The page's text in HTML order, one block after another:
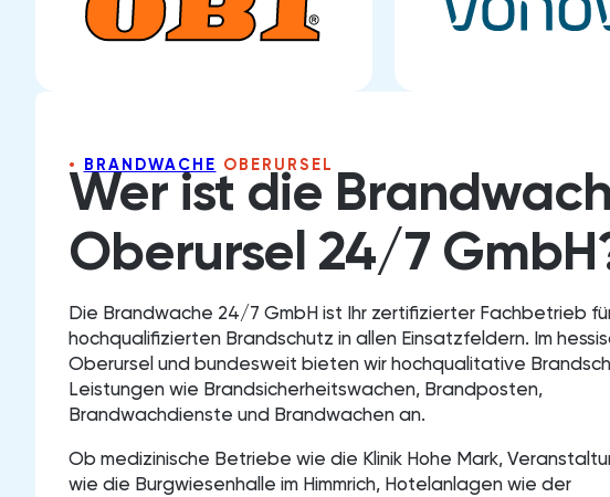
BRANDWACHE OBERURSEL
Wer ist die
Oberursel 24/7
Die Brandwache 24/7 GmbH ist Ihr zertifizierter Fachbetrieb
hochqualifizierten Brandschutz in allen Einsatzfeldern. Im
Oberursel und bundesweit bieten wir hochqualitative
Leistungen wie Brandsicherheitswachen, Brandposten,
Brandwachdienste und Brandwachen an.
Ob medizinische Betriebe wie die Klinik Hohe Mark,
wie die Burgwiesenhalle im Himmrich, Hotelanlagen wie der